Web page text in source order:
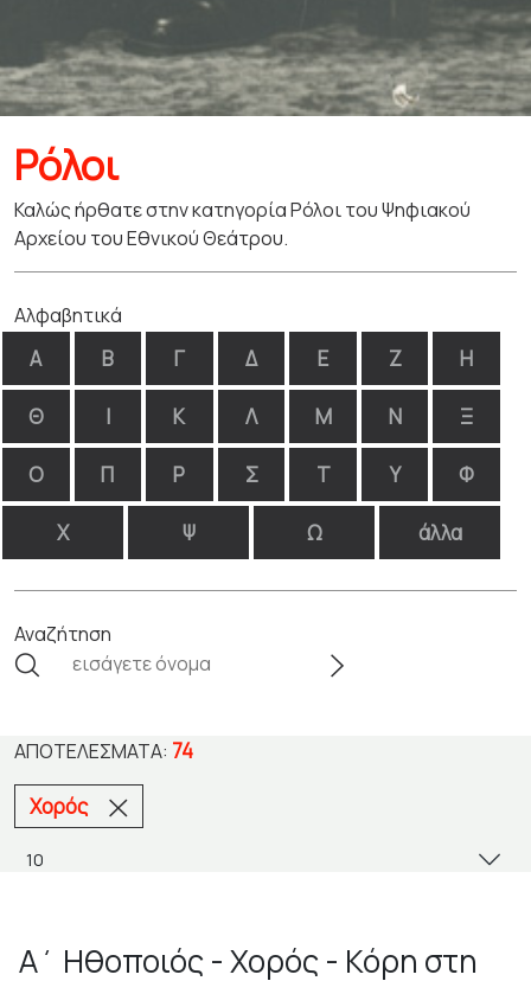
Ρόλοι
Καλώς ήρθατε στην κατηγορία Ρόλοι του Ψηφιακού
Αρχείου του Εθνικού Θεάτρου.
Αλφαβητικά
Α Β Γ Δ Ε Ζ Η
Θ Ι Κ Λ Μ Ν Ξ
Ο Π Ρ Σ Τ Υ Φ
Χ Ψ Ω άλλα
Αναζήτηση
ΑΠΟΤΕΛΈΣΜΑΤΑ: 74
Χορός
Α΄ Ηθοποιός - Χορός - Κόρη στη